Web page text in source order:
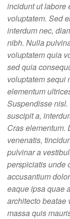
incidunt ut labore
voluptatem. Sed
interdum nec,
nibh. Nulla
voluptatem quia
sed quia
voluptatem sequi
elementum
Suspendisse
suscipit a,
Cras elementum.
venenatis,
pulvinar a
perspiciatis unde
accusantium
eaque ipsa quae
architecto beatae
massa quis